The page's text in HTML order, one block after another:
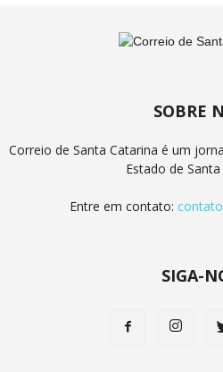
SOBRE
Correio de Santa Catarina é um
Estado de
Entre em contato:
SIGA-